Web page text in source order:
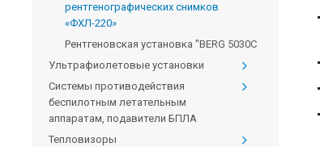
рентгенографических снимков
«ФХЛ-220»
Рентгеновская установка "BERG 5030С
Ультрафиолетовые установки
Системы противодействия
беспилотным летательным
аппаратам, подавители БПЛА
Тепловизоры